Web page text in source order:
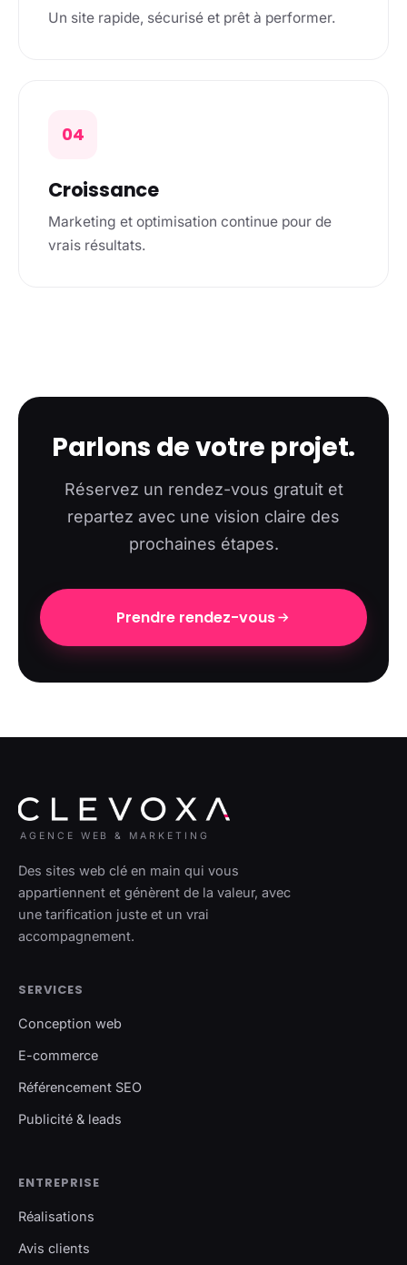
Un site rapide, sécurisé et prêt à performer.
04
Croissance
Marketing et optimisation continue pour de
vrais résultats.
Parlons de votre projet.
Réservez un rendez-vous gratuit et
repartez avec une vision claire des
prochaines étapes.
Prendre rendez-vous
AGENCE WEB & MARKETING
Des sites web clé en main qui vous
appartiennent et génèrent de la valeur, avec
une tarification juste et un vrai
accompagnement.
SERVICES
Conception web
E-commerce
Référencement SEO
Publicité & leads
ENTREPRISE
Réalisations
Avis clients